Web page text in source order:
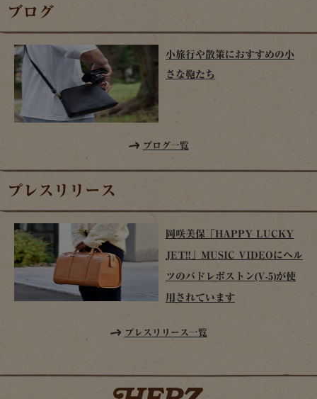
ブログ
小旅行や散策におすすめの小
さな鞄たち
ブログ一覧
プレスリリース
岡咲美保「HAPPY LUCKY
JET!!」MUSIC VIDEOにヘル
ツのパドレボストン(V-5)が使
用されています
プレスリリース一覧